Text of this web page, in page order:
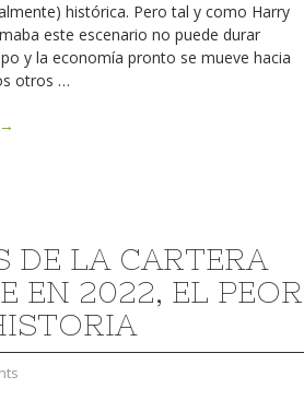
histórica. Pero tal y como Harry
este escenario no puede durar
y la economía pronto se mueve hacia
otros …
DE LA CARTERA
EN 2022, EL PEOR